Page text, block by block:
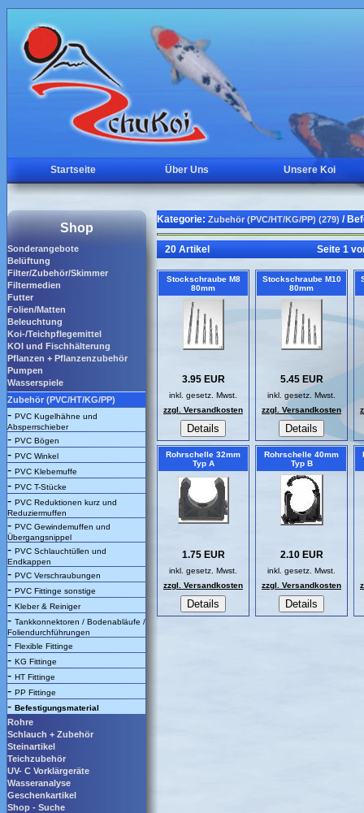
Startseite Über Uns Unsere Koi
Shop
Sonderangebote
Belüftung
Filter/Zubehör/Skimmer
Filtermedien
Futter
Folien/Matten
Beleuchtung
Koi-/Teichpflegemittel
KOI und Fischhälterung
Pflanzen + Pflanzenzubehör
Pumpen
Wasserspiele
Zubehör (PVC/HT/KG/PP)
- PVC Kugelhähne und
Absperrschieber
- PVC Bögen
- PVC Winkel
- PVC Klebemuffe
- PVC T-Stücke
- PVC Reduktionen kurz und
Reduziermuffen
- PVC Gewindemuffen und
Übergangsnippel
- PVC Schlauchtüllen und
Endkappen
- PVC Verschraubungen
- PVC Fittinge sonstige
- Kleber & Reiniger
- Tankkonnektoren / Bodenabläufe /
Foliendurchführungen
- Flexible Fittinge
- KG Fittinge
- HT Fittinge
- PP Fittinge
- Befestigungsmaterial
Rohre
Schlauch + Zubehör
Steinartikel
Teichzubehör
UV- C Vorklärgeräte
Wasseranalyse
Geschenkartikel
Shop - Suche
Kategorie: Zubehör (PVC/HT/KG/PP) (279) /
20 Artikel Seite 1
Stockschraube M8
80mm
3.95 EUR
inkl. gesetz. Mwst.
zzgl. Versandkosten
Stockschraube M10
80mm
5.45 EUR
inkl. gesetz. Mwst.
zzgl. Versandkosten
Rohrschelle 32mm
Typ A
1.75 EUR
inkl. gesetz. Mwst.
zzgl. Versandkosten
Rohrschelle 40mm
Typ B
2.10 EUR
inkl. gesetz. Mwst.
zzgl. Versandkosten